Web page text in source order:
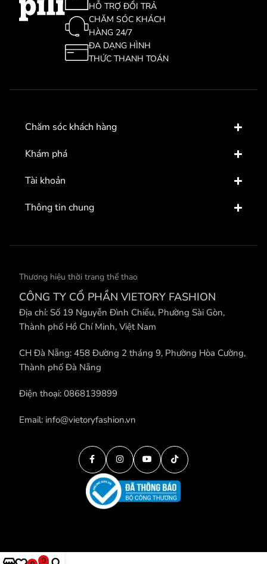
HỖ TRỢ ĐỔI TRẢ
CHĂM SÓC KHÁCH
HÀNG 24/7
ĐA DẠNG HÌNH
THỨC THANH TOÁN
Chăm sóc khách hàng
Khám phá
Tài khoản
Thông tin chung
Thương hiệu thời trang thể thao
CÔNG TY CỔ PHẦN VIETORY FASHION
Địa chỉ: Số 19 Nguyễn Đình Chiểu, Phường Sài Gòn,
Thành phố Hồ Chí Minh, Việt Nam
CH Đà Nẵng: 458 Đường 2 tháng 9, Phường Hòa Cường,
Thành phố Đà Nẵng
Điện thoại: 0868139899
Email: info@vietoryfashion.vn
0